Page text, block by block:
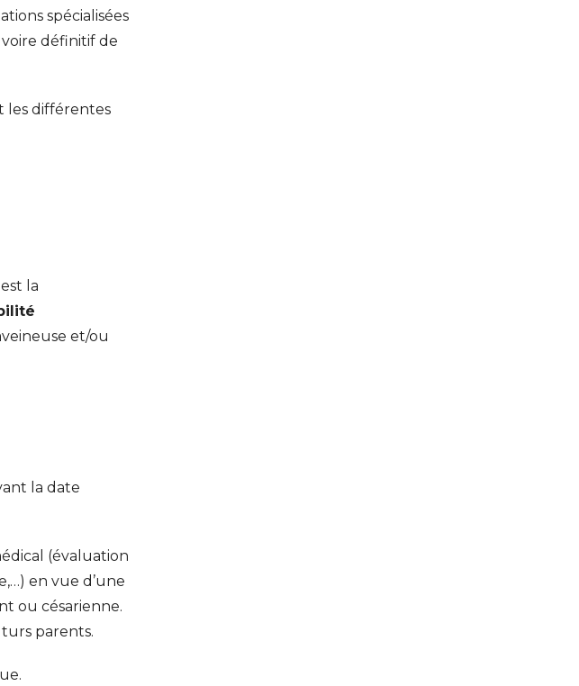
spécialisées
définitif de
les différentes
la
et/ou
la date
(évaluation
en vue d’une
ou césarienne.
parents.